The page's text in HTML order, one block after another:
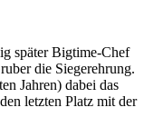
später Bigtime-Chef
die Siegerehrung.
Jahren) dabei das
letzten Platz mit der